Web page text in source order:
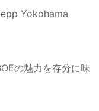
Yokohama
の魅力を存分に味